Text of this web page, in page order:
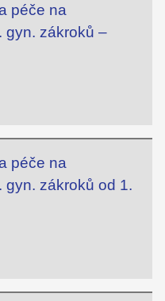
péče na
gyn. zákroků –
péče na
zákroků od 1.